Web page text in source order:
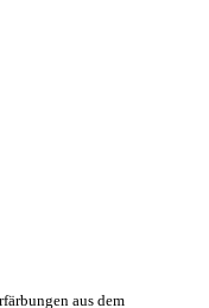
aus dem